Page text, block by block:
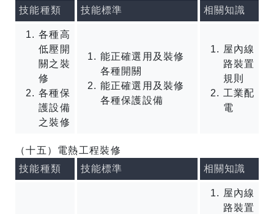
技能種類
技能標準 相關知識
各種高
低壓開
關之裝
修
各種保
護設備
之裝修
能正確選用及裝修
各種開關
能正確選用及裝修
各種保護設備
屋內線
路裝置
規則
工業配
電
（十五）電熱工程裝修
技能種類
技能標準 相關知識
屋內線
路裝置